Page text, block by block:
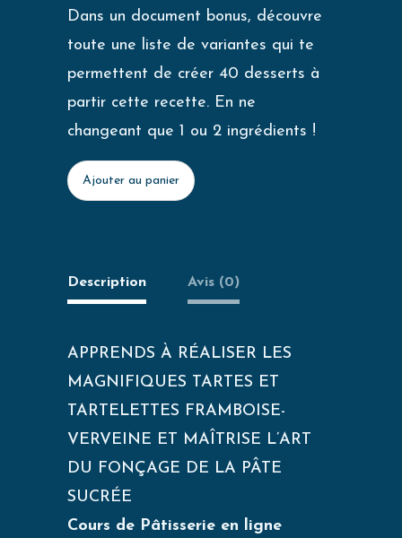
Dans un document bonus, découvre
toute une liste de variantes qui te
permettent de créer 40 desserts à
partir cette recette. En ne
changeant que 1 ou 2 ingrédients !
Ajouter au panier
Description Avis (0)
APPRENDS À RÉALISER LES
MAGNIFIQUES TARTES ET
TARTELETTES FRAMBOISE-
VERVEINE ET MAÎTRISE L’ART
DU FONÇAGE DE LA PÂTE
SUCRÉE
Cours de Pâtisserie en ligne